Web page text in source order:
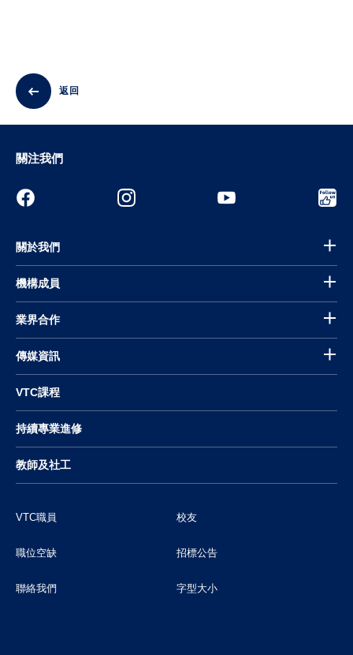
返回
關注我們
關於我們
機構成員
業界合作
傳媒資訊
VTC課程
持續專業進修
教師及社工
VTC職員 校友
職位空缺 招標公告
聯絡我們 字型大小